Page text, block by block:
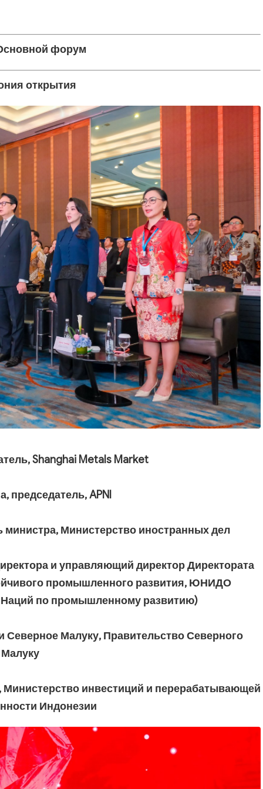
форум
открытия
Shanghai Metals Market
председатель, APNI
Министерство иностранных дел
и управляющий директор Директората
промышленного развития, ЮНИДО
по промышленному развитию)
Малуку, Правительство Северного
Малуку
Министерство инвестиций и перерабатывающей
Индонезии